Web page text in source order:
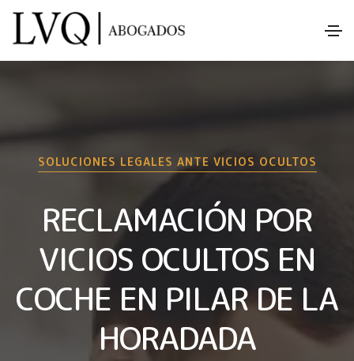
SOLUCIONES LEGALES ANTE VICIOS OCULTOS
RECLAMACIÓN POR
VICIOS OCULTOS EN
COCHE EN PILAR DE LA
HORADADA